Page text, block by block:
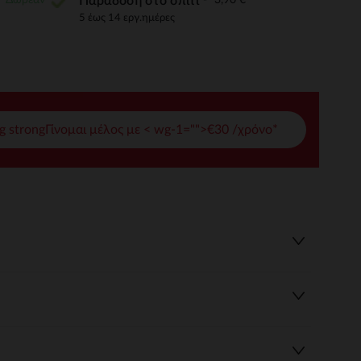
σας 5 έως 14 εργ.ημέρες
strongΓίνομαι μέλος με < wg-1="">€30 /χρόνο*